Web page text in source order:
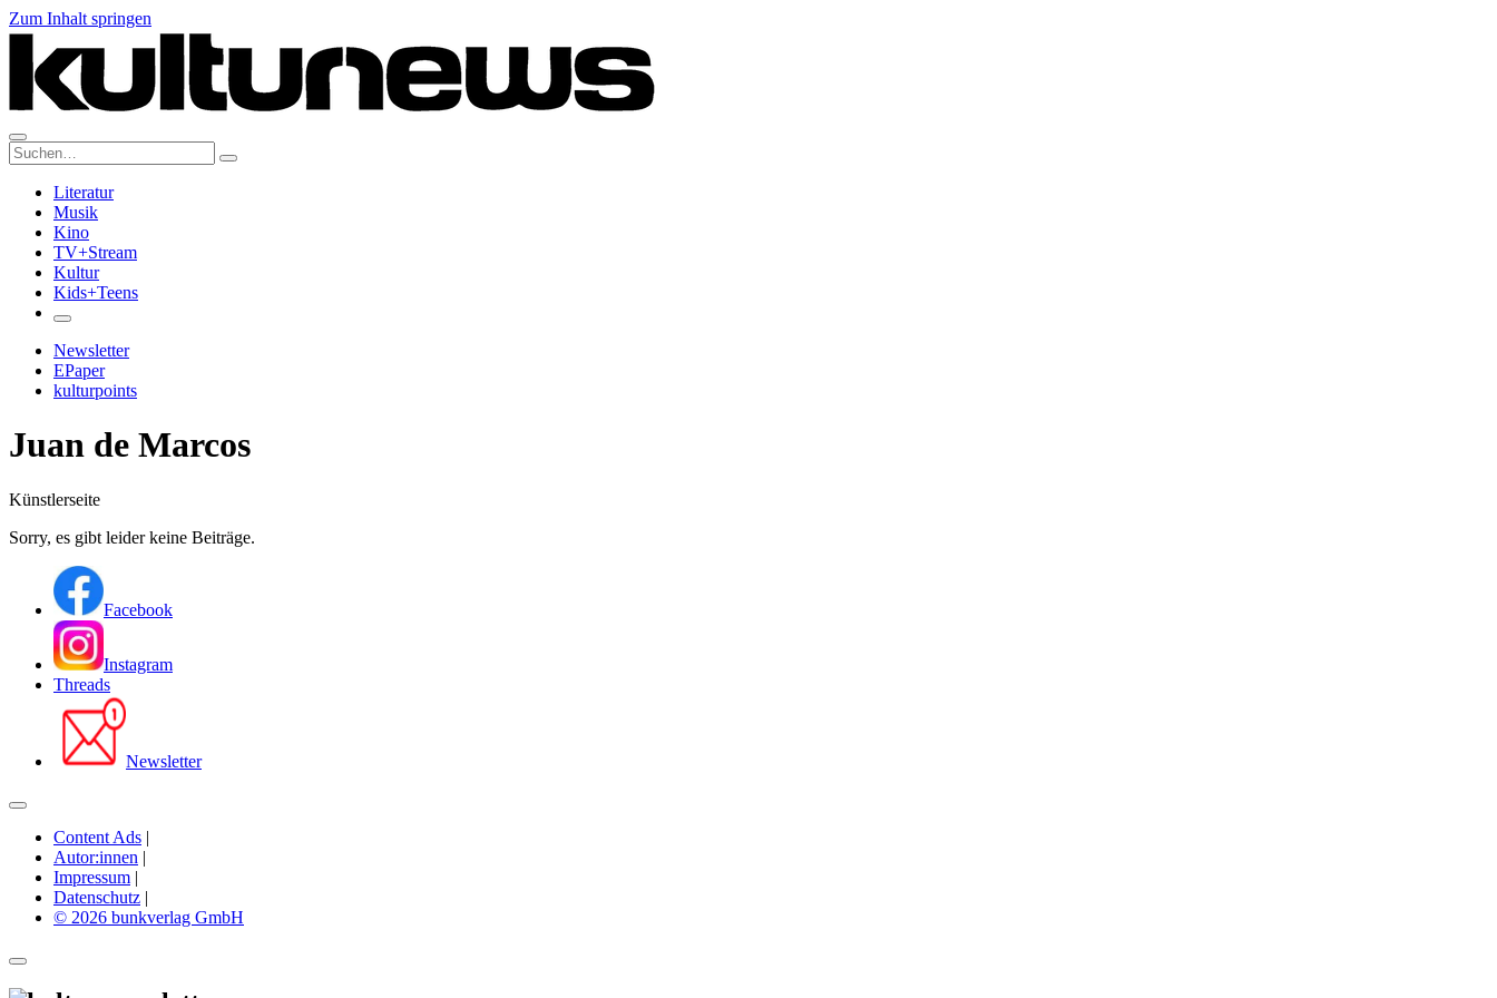
Zum Inhalt springen
Suche:
Literatur
Musik
Kino
TV+Stream
Kultur
Kids+Teens
Newsletter
EPaper
kulturpoints
Juan de Marcos
Künstlerseite
Sorry, es gibt leider keine Beiträge.
Facebook
Instagram
Threads
Newsletter
Content Ads |
Autor:innen |
Impressum |
Datenschutz |
© 2026 bunkverlag GmbH